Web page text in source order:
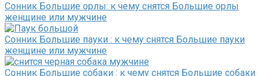
Сонник Большие орлы: к чему снятся Большие орлы
женщине или мужчине
Сонник Большие пауки : к чему снятся Большие пауки
женщине или мужчине
Сонник Большие собаки : к чему снятся Большие собаки